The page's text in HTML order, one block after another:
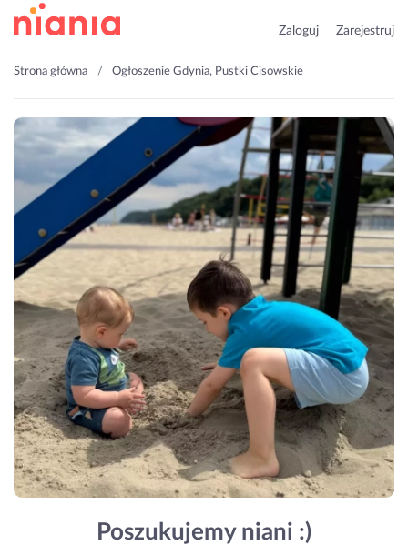
Zaloguj Zarejestruj
Strona główna Ogłoszenie Gdynia, Pustki Cisowskie
Poszukujemy niani :)